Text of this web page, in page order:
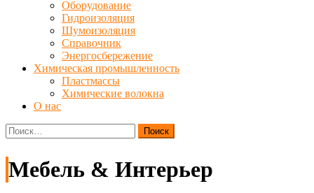
Оборудование
Гидроизоляция
Шумоизоляция
Справочник
Энергосбережение
Химическая промышленность
Пластмассы
Химические волокна
О нас
Найти:
Мебель & Интерьер